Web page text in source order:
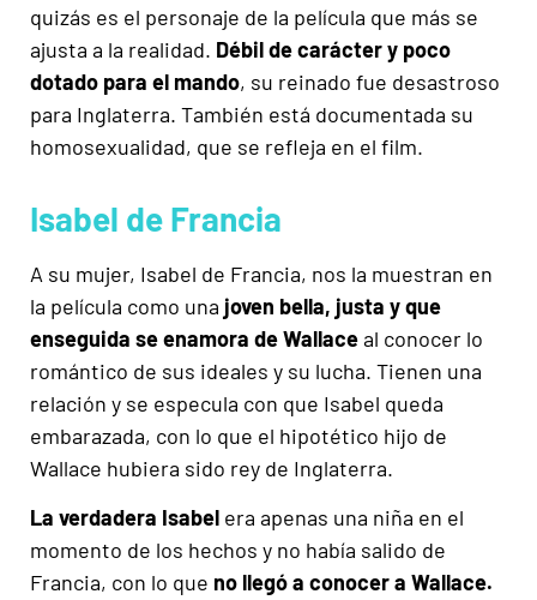
quizás es el personaje de la película que más se
ajusta a la realidad. Débil de carácter y poco
dotado para el mando, su reinado fue desastroso
para Inglaterra. También está documentada su
homosexualidad, que se refleja en el film.
Isabel de Francia
A su mujer, Isabel de Francia, nos la muestran en
la película como una joven bella, justa y que
enseguida se enamora de Wallaceal conocer lo
romántico de sus ideales y su lucha. Tienen una
relación y se especula con que Isabel queda
embarazada, con lo que el hipotético hijo de
Wallace hubiera sido rey de Inglaterra.
La verdadera Isabel era apenas una niña en el
momento de los hechos y no había salido de
Francia, con lo que no llegó a conocer a Wallace.